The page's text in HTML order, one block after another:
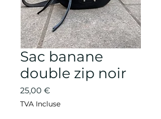
Sac banane
double zip noir
25,00 €
TVA Incluse